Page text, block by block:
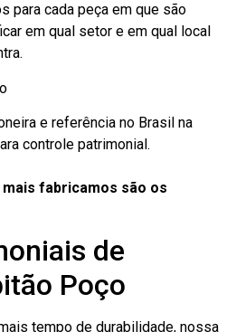
para cada peça em que são
em qual setor e em qual local
e referência no Brasil na
controle patrimonial.
fabricamos são os
de
Poço
tempo de durabilidade, nossa